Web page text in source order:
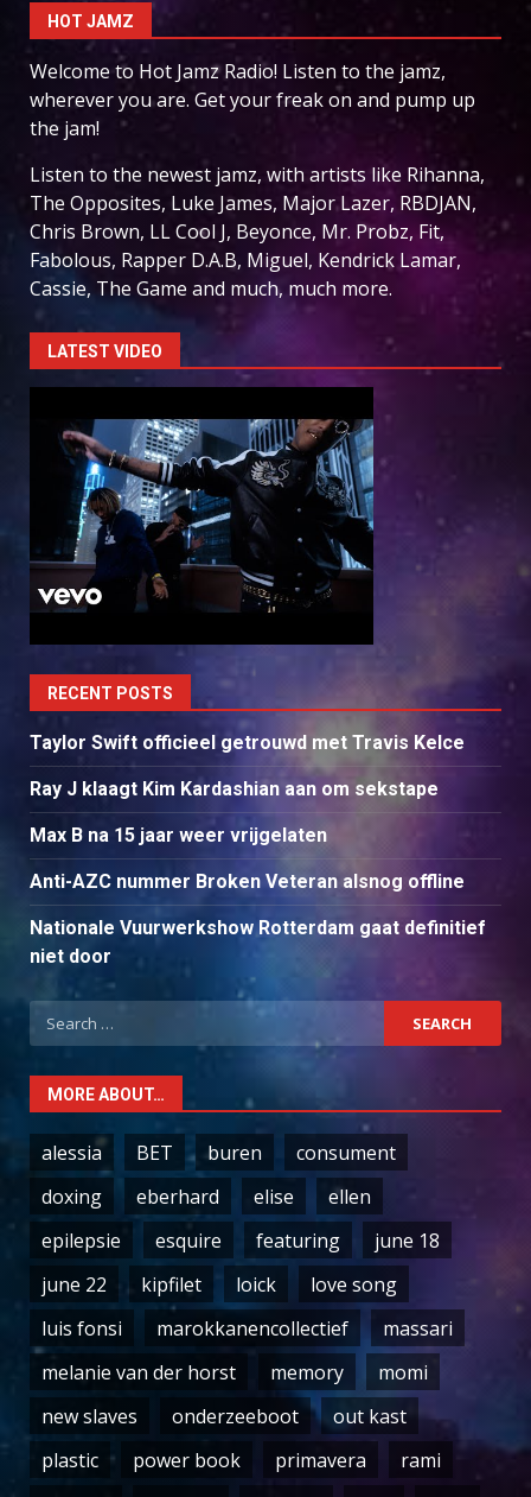
HOT JAMZ
Welcome to Hot Jamz Radio! Listen to the jamz,
wherever you are. Get your freak on and pump up
the jam!
Listen to the newest jamz, with artists like Rihanna,
The Opposites, Luke James, Major Lazer, RBDJAN,
Chris Brown, LL Cool J, Beyonce, Mr. Probz, Fit,
Fabolous, Rapper D.A.B, Miguel, Kendrick Lamar,
Cassie, The Game and much, much more.
LATEST VIDEO
RECENT POSTS
Taylor Swift officieel getrouwd met Travis Kelce
Ray J klaagt Kim Kardashian aan om sekstape
Max B na 15 jaar weer vrijgelaten
Anti-AZC nummer Broken Veteran alsnog offline
Nationale Vuurwerkshow Rotterdam gaat definitief
niet door
Search
for:
MORE ABOUT…
alessia BET buren
consument
doxing
eberhard elise
ellen
epilepsie
esquire featuring
june 18
june 22
kipfilet loick
love song
luis fonsi
marokkanencollectief
massari
melanie van der horst
memory
momi
new slaves
onderzeeboot
out kast
plastic
power book primavera
rami